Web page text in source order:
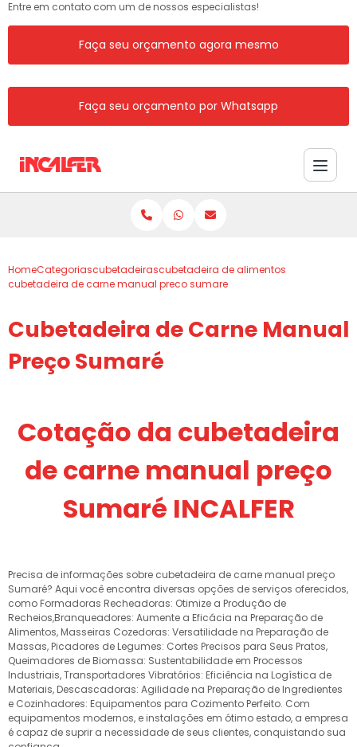
Entre em contato com um de nossos especialistas!
Faça seu orçamento agora mesmo
Faça seu orçamento por Whatsapp
HomeCategoriascubetadeirascubetadeira de alimentos
cubetadeira de carne manual preco sumare
Cubetadeira de Carne Manual
Preço Sumaré
Cotação da cubetadeira
de carne manual preço
Sumaré INCALFER
Precisa de informações sobre cubetadeira de carne manual preço
Sumaré? Aqui você encontra diversas opções de serviços oferecidos,
como Formadoras Recheadoras: Otimize a Produção de
Recheios,Branqueadores: Aumente a Eficácia na Preparação de
Alimentos, Masseiras Cozedoras: Versatilidade na Preparação de
Massas, Picadores de Legumes: Cortes Precisos para Seus Pratos,
Queimadores de Biomassa: Sustentabilidade em Processos
Industriais, Transportadores Vibratórios: Eficiência na Logística de
Materiais, Descascadoras: Agilidade na Preparação de Ingredientes
e Cozinhadores: Equipamentos para Cozimento Perfeito. Com
equipamentos modernos, e instalações em ótimo estado, a empresa
é capaz de suprir a necessidade de seus clientes, conquistando sua